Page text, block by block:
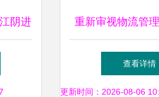
阴进
多
重新审视物流管
联运的真正意
查看详情
更新时间：2026-08-06